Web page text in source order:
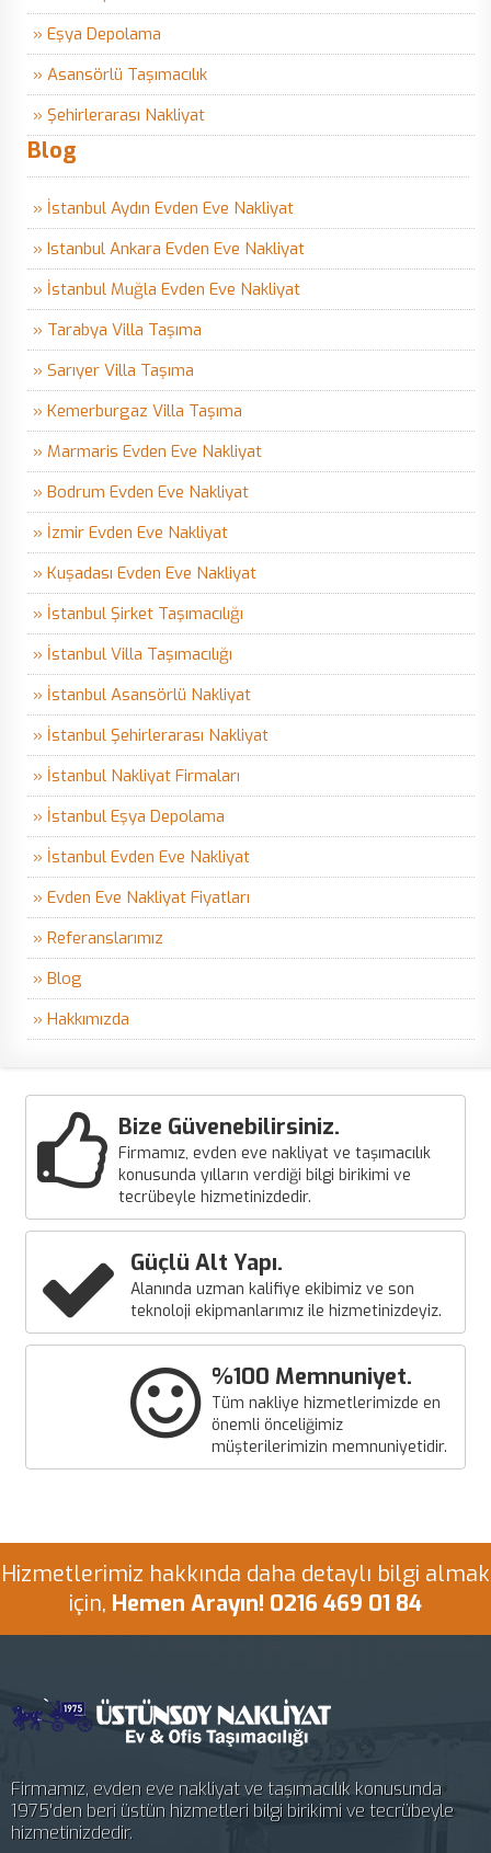
» Eşya Depolama
» Asansörlü Taşımacılık
» Şehirlerarası Nakliyat
Blog
» İstanbul Aydın Evden Eve Nakliyat
» Istanbul Ankara Evden Eve Nakliyat
» İstanbul Muğla Evden Eve Nakliyat
» Tarabya Villa Taşıma
» Sarıyer Villa Taşıma
» Kemerburgaz Villa Taşıma
» Marmaris Evden Eve Nakliyat
» Bodrum Evden Eve Nakliyat
» İzmir Evden Eve Nakliyat
» Kuşadası Evden Eve Nakliyat
» İstanbul Şirket Taşımacılığı
» İstanbul Villa Taşımacılığı
» İstanbul Asansörlü Nakliyat
» İstanbul Şehirlerarası Nakliyat
» İstanbul Nakliyat Firmaları
» İstanbul Eşya Depolama
» İstanbul Evden Eve Nakliyat
» Evden Eve Nakliyat Fiyatları
» Referanslarımız
» Blog
» Hakkımızda
Bize Güvenebilirsiniz.
Firmamız, evden eve nakliyat ve taşımacılık
konusunda yılların verdiği bilgi birikimi ve
tecrübeyle hizmetinizdedir.
Güçlü Alt Yapı.
Alanında uzman kalifiye ekibimiz ve son
teknoloji ekipmanlarımız ile hizmetinizdeyiz.
%100 Memnuniyet.
Tüm nakliye hizmetlerimizde en
önemli önceliğimiz
müşterilerimizin memnuniyetidir.
Hizmetlerimiz hakkında daha detaylı bilgi almak
için, Hemen Arayın! 0216 469 01 84
Firmamız, evden eve nakliyat ve taşımacılık konusunda
1975'den beri üstün hizmetleri bilgi birikimi ve tecrübeyle
hizmetinizdedir.